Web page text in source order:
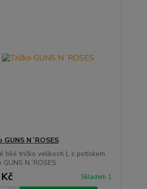
GUNS N´ROSES
bílé tričko velikosti L s potiskem
GUNS N´ROSES
Skladem 1